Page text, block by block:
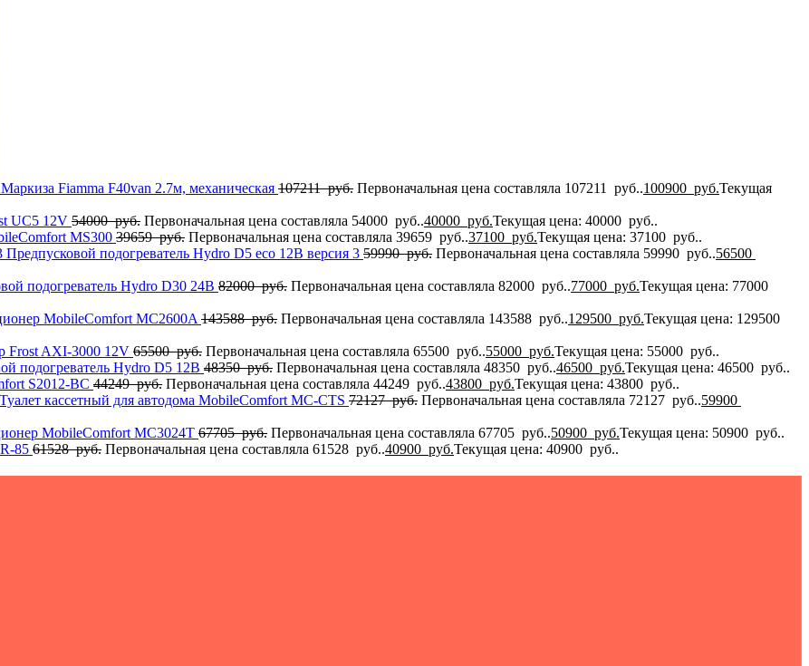
Маркиза Fiamma F40van 2.7м, механическая 107211руб. Первоначальная цена составляла 107211 руб..100900 руб.Текущая
UC5 12V 54000руб. Первоначальная цена составляла 54000 руб..40000 руб.Текущая цена: 40000 руб..
МS300 39659руб. Первоначальная цена составляла 39659 руб..37100 руб.Текущая цена: 37100 руб..
Предпусковой подогреватель Hydro D5 eco 12В версия 3 59990руб. Первоначальная цена составляла 59990 руб..56500
подогреватель Hydro D30 24В 82000руб. Первоначальная цена составляла 82000 руб..77000 руб.Текущая цена: 77000
MobileComfort MC2600A 143588руб. Первоначальная цена составляла 143588 руб..129500 руб.Текущая цена: 129500
Frost AXI-3000 12V 65500руб. Первоначальная цена составляла 65500 руб..55000 руб.Текущая цена: 55000 руб..
подогреватель Hydro D5 12В 48350руб. Первоначальная цена составляла 48350 руб..46500 руб.Текущая цена: 46500 руб..
S2012-BC 44249руб. Первоначальная цена составляла 44249 руб..43800 руб.Текущая цена: 43800 руб..
Туалет кассетный для автодома MobileComfort MC-CTS 72127руб. Первоначальная цена составляла 72127 руб..59900
MobileComfort MC3024T 67705руб. Первоначальная цена составляла 67705 руб..50900 руб.Текущая цена: 50900 руб..
85 61528руб. Первоначальная цена составляла 61528 руб..40900 руб.Текущая цена: 40900 руб..